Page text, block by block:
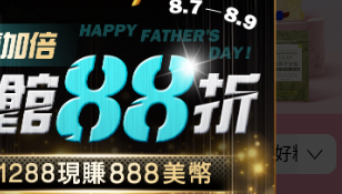
心沐浴時光 獨寵儀式感 在家吃好料!